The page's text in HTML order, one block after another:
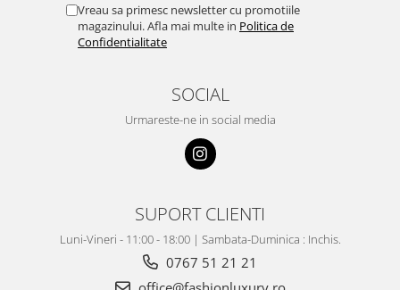
Vreau sa primesc newsletter cu promotiile
magazinului. Afla mai multe in Politica de
Confidentialitate
SOCIAL
Urmareste-ne in social media
SUPORT CLIENTI
Luni-Vineri - 11:00 - 18:00 | Sambata-Duminica : Inchis.
0767 51 21 21